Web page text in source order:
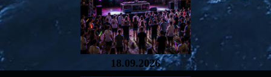
18.09.2026